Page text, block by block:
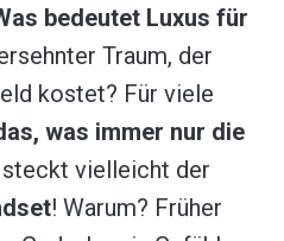
bedeutet Luxus für
Traum, der
kostet? Für viele
was immer nur die
vielleicht der
! Warum? Früher